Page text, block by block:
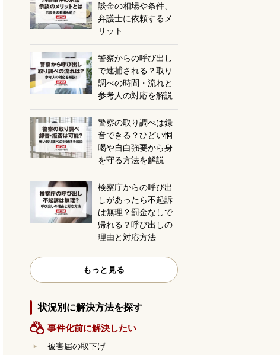
談金の相場や条件、
弁護士に依頼するメ
リット
警察からの呼び出し
で逮捕される？取り
調べの時間・流れと
参考人の対応を解説
警察の取り調べは録
音できる？ひどい恫
喝や自白強要から身
を守る方法を解説
検察庁からの呼び出
しがあったら不起訴
は無理？罰金なしで
帰れる？呼び出しの
理由と対応方法
もっと見る
状況別に解決方法を探す
事件化前に解決したい
被害届の取下げ